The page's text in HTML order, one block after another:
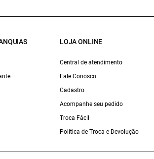
LOJA ONLINE
Central de atendimento
Fale Conosco
Cadastro
Acompanhe seu pedido
Troca Fácil
Política de Troca e Devolução